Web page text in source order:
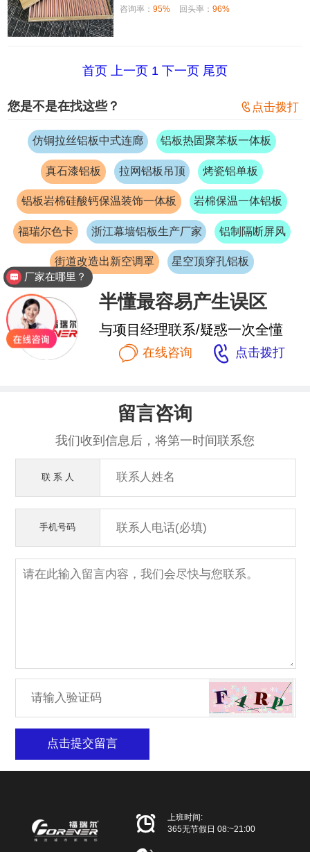
咨询率： 95% 回头率：96%
首页 上一页 1 下一页 尾页
您是不是在找这些？  点击拨打
仿铜拉丝铝板中式连廊 铝板热固聚苯板一体板
真石漆铝板 拉网铝板吊顶 烤瓷铝单板
铝板岩棉硅酸钙保温装饰一体板 岩棉保温一体铝板
福瑞尔色卡 浙江幕墙铝板生产厂家 铝制隔断屏风
街道改造出新空调罩 星空顶穿孔铝板
半懂最容易产生误区
与项目经理联系/疑惑一次全懂
 在线咨询  点击拨打
留言咨询
我们收到信息后，将第一时间联系您
联 系 人
手机号码
点击提交留言

上班时间:
365无节假日 08:~21:00
厂家在哪里？